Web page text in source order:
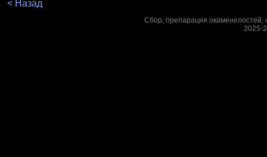
< Назад
Сбор, препарация окаменелостей,
2025-